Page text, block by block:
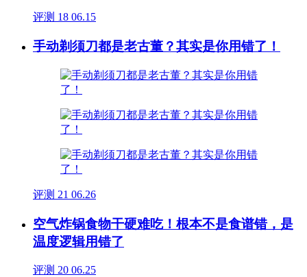
评测 18 06.15
手动剃须刀都是老古董？其实是你用错了！
评测 21 06.26
空气炸锅食物干硬难吃！根本不是食谱错，是
温度逻辑用错了
评测 20 06.25